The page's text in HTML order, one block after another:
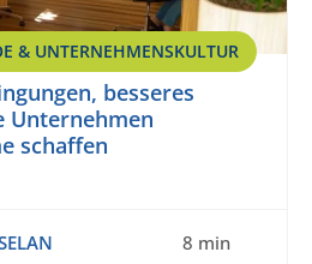
& UNTERNEHMENSKULTUR
besseres
Unternehmen
schaffen
8 min